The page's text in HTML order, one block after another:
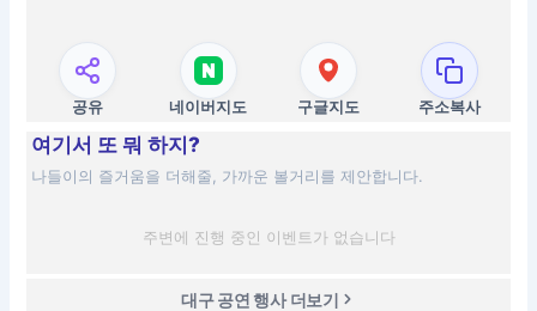
공유 네이버지도 구글지도 주소복사
여기서 또 뭐 하지?
나들이의 즐거움을 더해줄, 가까운 볼거리를 제안합니다.
주변에 진행 중인 이벤트가 없습니다
대구 공연 행사 더보기